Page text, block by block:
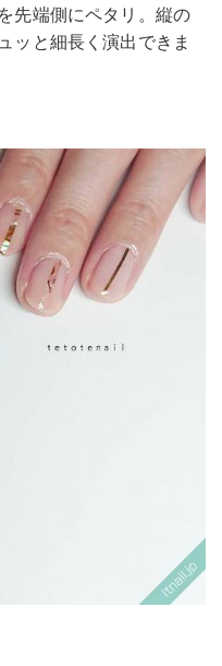
先端側にペタリ。縦の
ッと細長く演出できま